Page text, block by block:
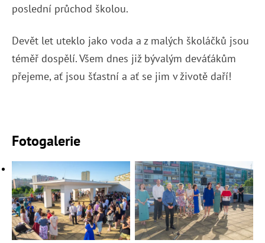
poslední průchod školou.
Devět let uteklo jako voda a z malých školáčků jsou
téměř dospělí. Všem dnes již bývalým deváťákům
přejeme, ať jsou šťastní a ať se jim v životě daří!
Fotogalerie